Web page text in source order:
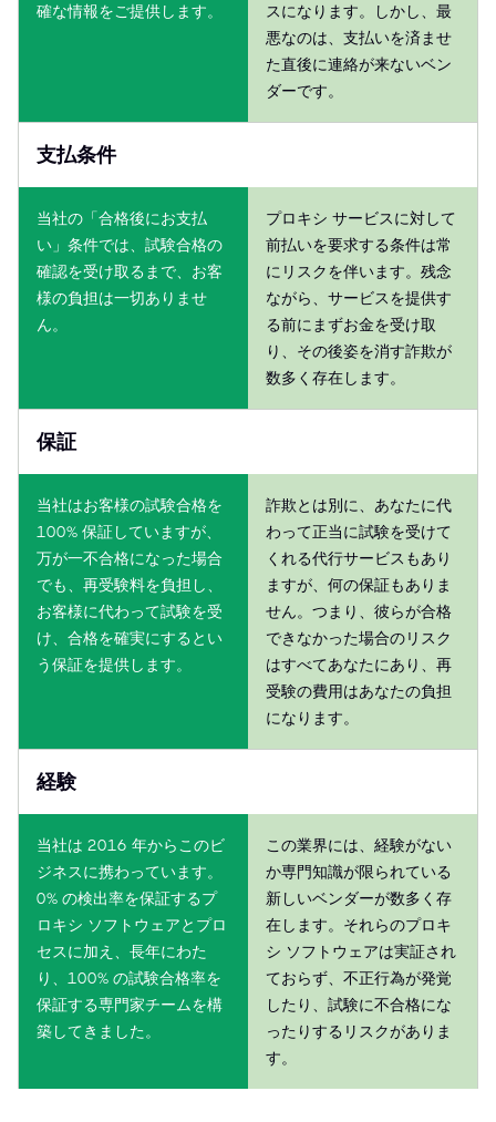
確な情報をご提供します。
スになります。しかし、最
悪なのは、支払いを済ませ
た直後に連絡が来ないベン
ダーです。
支払条件
当社の「合格後にお支払
い」条件では、試験合格の
確認を受け取るまで、お客
様の負担は一切ありませ
ん。
プロキシ サービスに対して
前払いを要求する条件は常
にリスクを伴います。残念
ながら、サービスを提供す
る前にまずお金を受け取
り、その後姿を消す詐欺が
数多く存在します。
保証
当社はお客様の試験合格を
100% 保証していますが、
万が一不合格になった場合
でも、再受験料を負担し、
お客様に代わって試験を受
け、合格を確実にするとい
う保証を提供します。
詐欺とは別に、あなたに代
わって正当に試験を受けて
くれる代行サービスもあり
ますが、何の保証もありま
せん。つまり、彼らが合格
できなかった場合のリスク
はすべてあなたにあり、再
受験の費用はあなたの負担
になります。
経験
当社は 2016 年からこのビ
ジネスに携わっています。
0% の検出率を保証するプ
ロキシ ソフトウェアとプロ
セスに加え、長年にわた
り、100% の試験合格率を
保証する専門家チームを構
築してきました。
この業界には、経験がない
か専門知識が限られている
新しいベンダーが数多く存
在します。それらのプロキ
シ ソフトウェアは実証され
ておらず、不正行為が発覚
したり、試験に不合格にな
ったりするリスクがありま
す。